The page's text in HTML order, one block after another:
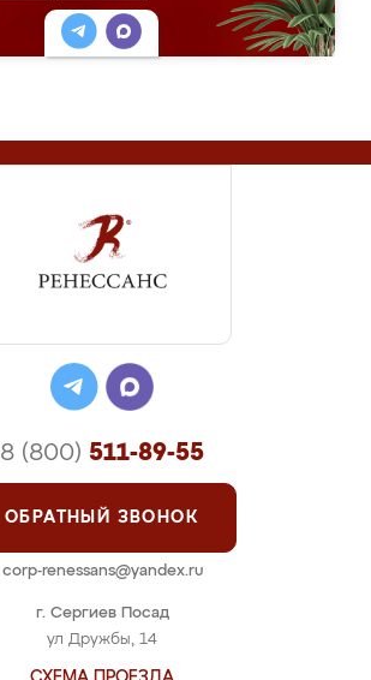
г. Сергиев Посад
ул Дружбы, 14
8 (800) 511-89-55
ОБРАТНЫЙ ЗВОНОК
corp-renessans@yandex.ru